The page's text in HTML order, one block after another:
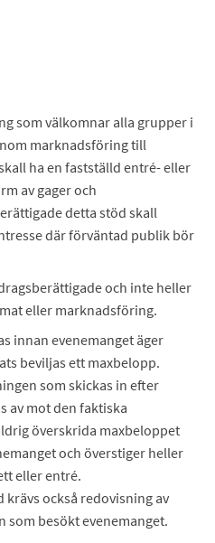
som välkomnar alla grupper i
marknadsföring till
ha en fastställd entré- eller
av gager och
detta stöd skall
där förväntad publik bör
och inte heller
eller marknadsföring.
innan evenemanget äger
beviljas ett maxbelopp.
som skickas in efter
av mot den faktiska
överskrida maxbeloppet
och överstiger heller
eller entré.
också redovisning av
som besökt evenemanget.